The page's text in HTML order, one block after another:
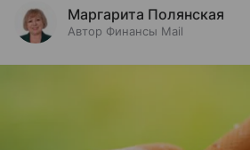
Маргарита Полянская
Автор Финансы Mail